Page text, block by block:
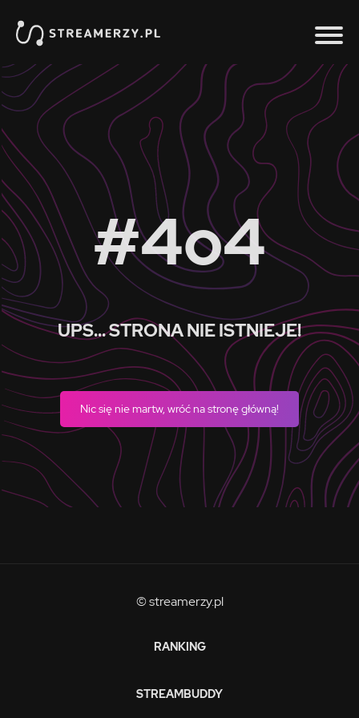
#4o4
UPS... STRONA NIE ISTNIEJE!
Nic się nie martw, wróć na stronę główną!
© streamerzy.pl
RANKING
STREAMBUDDY